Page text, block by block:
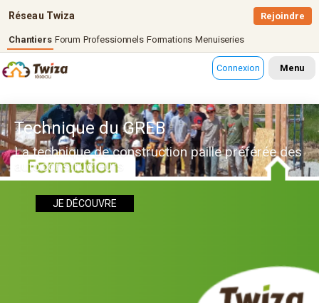
Réseau Twiza
Chantiers Forum Professionnels Formations Menuiseries
Rejoindre
Connexion Menu
Technique du GREB
La technique de construction paille préférée des
autoconstructeurs
JE DÉCOUVRE